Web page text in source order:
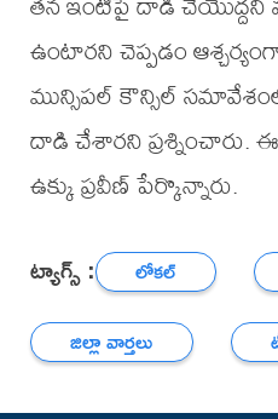
ఉంటారని చెప్పడం
మున్సిపల్ కౌన్సిల్
దాడి చేశారని
ఉక్కు ప్రవీణ్ పేర్కొన్నారు.
ట్యాగ్స్ : లోకల్
జిల్లా వార్తలు